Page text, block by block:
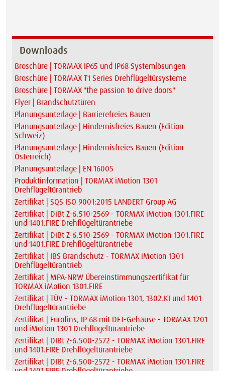
Downloads
Broschüre | TORMAX IP65 und IP68 Systemlösungen
Broschüre | TORMAX T1 Series Drehflügeltürsysteme
Broschüre | TORMAX "the passion to drive doors"
Flyer | Brandschutztüren
Planungsunterlage | Barrierefreies Bauen
Planungsunterlage | Hindernisfreies Bauen (Edition
Schweiz)
Planungsunterlage | Hindernisfreies Bauen (Edition
Österreich)
Planungsunterlage | EN 16005
Produktinformation | TORMAX iMotion 1301
Drehflügeltürantrieb
Zertifikat | SQS ISO 9001:2015 LANDERT Group AG
Zertifikat | DiBt Z-6.510-2569 - TORMAX iMotion 1301.FIRE
und 1401.FIRE Drehflügeltürantriebe
Zertifikat | DiBt Z-6.510-2569 - TORMAX iMotion 1301.FIRE
und 1401.FIRE Drehflügeltürantriebe
Zertifikat | IBS Brandschutz - TORMAX iMotion 1301
Drehflügeltürantrieb
Zertifikat | MPA-NRW Übereinstimmungszertifikat für
TORMAX iMotion 1301.FIRE
Zertifikat | TÜV - TORMAX iMotion 1301, 1302.KI und 1401
Drehflügeltürantriebe
Zertifikat | Eurofins, IP 68 mit DFT-Gehäuse - TORMAX 1201
und iMotion 1301 Drehflügeltürantriebe
Zertifikat | DIBt Z-6.500-2572 - TORMAX iMotion 1301.FIRE
und 1401.FIRE Drehflügeltürantriebe
Zertifikat | DIBt Z-6.500-2572 - TORMAX iMotion 1301.FIRE